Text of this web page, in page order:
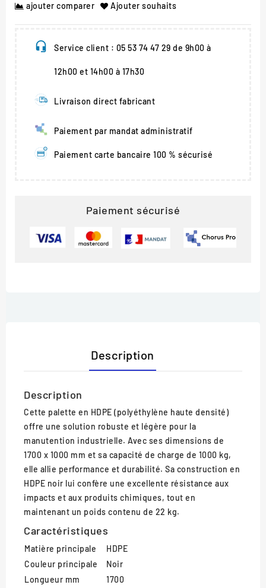
ajouter comparer Ajouter souhaits
Service client : 05 53 74 47 29 de 9h00 à
12h00 et 14h00 à 17h30
Livraison direct fabricant
Paiement par mandat administratif
Paiement carte bancaire 100 % sécurisé
Paiement sécurisé
Description
Description
Cette palette en HDPE (polyéthylène haute densité)
offre une solution robuste et légère pour la
manutention industrielle. Avec ses dimensions de
1700 x 1000 mm et sa capacité de charge de 1000 kg,
elle allie performance et durabilité. Sa construction en
HDPE noir lui confère une excellente résistance aux
impacts et aux produits chimiques, tout en
maintenant un poids contenu de 22 kg.
Caractéristiques
Matière principale
HDPE
Couleur principale
Noir
Longueur mm
1700